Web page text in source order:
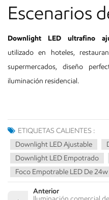
Escenarios
Downlight LED ultrafino
utilizado en hoteles,
supermercados, diseño
iluminación residencial.
ETIQUETAS CALIENTES :
Downlight LED Ajustable
Downlight LED Empotrado
Foco Empotrable LED De 24w
Anterior